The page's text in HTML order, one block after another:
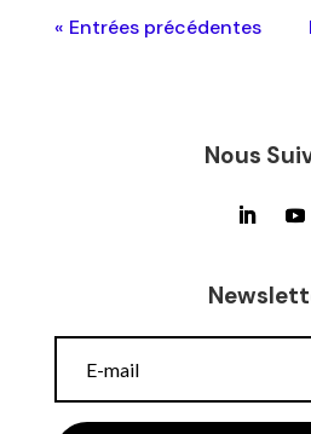
« Entrées précédentes
Nous